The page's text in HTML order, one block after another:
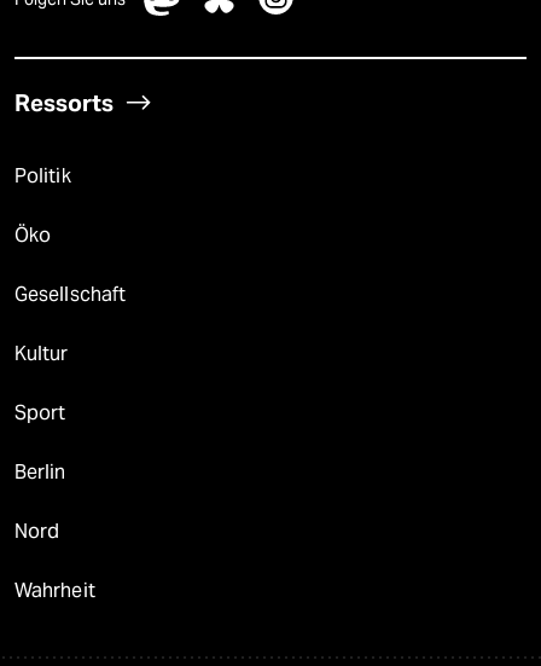
Ressorts
Politik
Öko
Gesellschaft
Kultur
Sport
Berlin
Nord
Wahrheit